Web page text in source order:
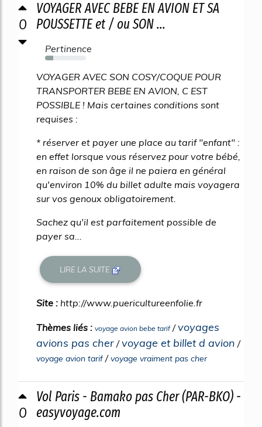
0
VOYAGER AVEC BEBE EN AVION ET SA
POUSSETTE et / ou SON ...
Pertinence
20%
VOYAGER AVEC SON COSY/COQUE POUR
TRANSPORTER BEBE EN AVION, C EST
POSSIBLE ! Mais certaines conditions sont
requises :
* réserver et payer une place au tarif "enfant" :
en effet lorsque vous réservez pour votre bébé,
en raison de son âge il ne paiera en général
qu'environ 10% du billet adulte mais voyagera
sur vos genoux obligatoirement.
Sachez qu'il est parfaitement possible de
payer sa...
LIRE LA SUITE
Site : http://www.puericultureenfolie.fr
Thèmes liés : voyage avion bebe tarif/voyages
avions pas cher /voyage et billet d avion /
voyage avion tarif /voyage vraiment pas cher
0
Vol Paris - Bamako pas Cher (PAR-BKO) -
easyvoyage.com